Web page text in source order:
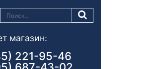
магазин:
221-95-46